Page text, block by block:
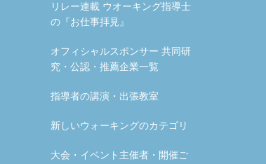
リレー連載 ウオーキング指導士
の『お仕事拝見』
オフィシャルスポンサー 共同研
究・公認・推薦企業一覧
指導者の講演・出張教室
新しいウォーキングのカテゴリ
大会・イベント主催者・開催ご